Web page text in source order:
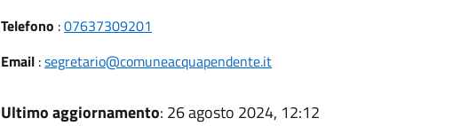
Telefono :07637309201
Email:segretario@comuneacquapendente.it
Ultimo aggiornamento: 26 agosto 2024, 12:12